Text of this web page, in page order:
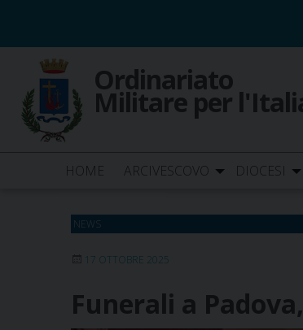
content
Ordinariato
Militare per
HOME ARCIVESCOVO DIOCESI
NEWS
17 OTTOBRE 2025
Funerali a